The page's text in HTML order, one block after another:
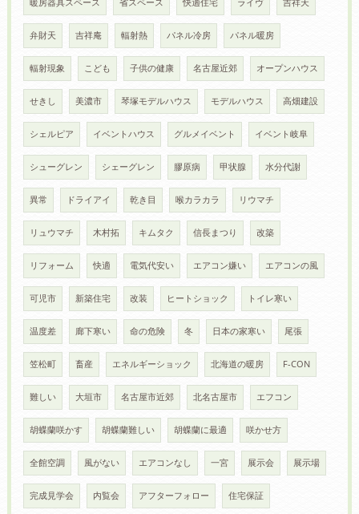
暖房器具スペース 省スペース 快適住宅 ライヴ 吉祥天
弁財天 吉祥庵 輻射熱 パネル冷房 パネル暖房
輻射現象 こども 子供の健康 名古屋近郊 オープンハウス
せきし 美濃市 琴塚モデルハウス モデルハウス 高畑建設
シェルピア イベントハウス グルメイベント イベント岐阜
シューグレン シェーグレン 膠原病 甲状腺 水分代謝
異常 ドライアイ 乾き目 喉カラカラ リウマチ
リュウマチ 木村拓 キムタク 信長まつり 改築
リフォーム 快適 電気代安い エアコン嫌い エアコンの風
可児市 新築住宅 改装 ヒートショック トイレ寒い
温度差 廊下寒い 命の危険 冬 日本の家寒い 尾張
笠松町 畜産 エネルギーショック 北海道の暖房 F-CON
難しい 大垣市 名古屋市近郊 北名古屋市 エフコン
胡蝶蘭咲かす 胡蝶蘭難しい 胡蝶蘭に最適 咲かせ方
全館空調 風がない エアコンなし 一宮 展示会 展示場
完成見学会 内覧会 アフターフォロー 住宅保証